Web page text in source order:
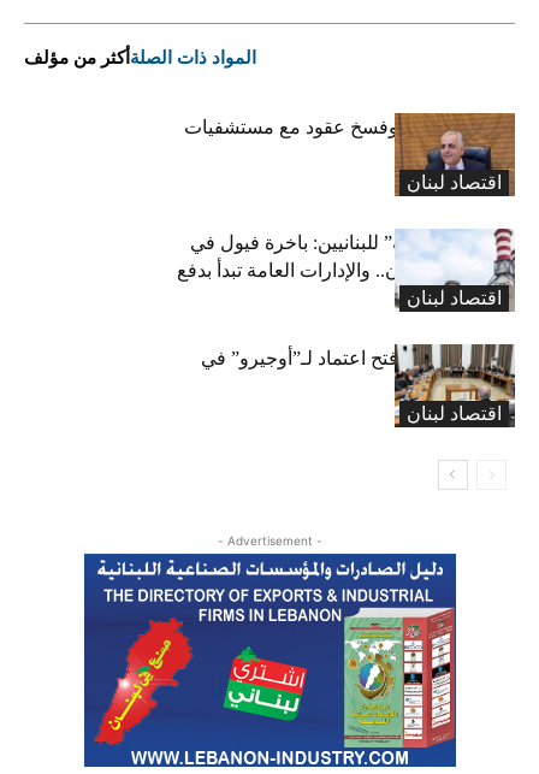
المواد ذات الصلة أكثر من مؤلف
اقتصاد لبنان
كركي: إنذارات وفسخ عقود مع مستشفيات
مخالفة
اقتصاد لبنان
بشرى “كهربائية” للبنانيين: باخرة فيول في
طريقها إلى لبنان.. والإدارات العامة تبدأ بدفع
متوجباتها
اقتصاد لبنان
لجنة المال تقرّ فتح اعتماد لـ”أوجيرو” في
موازنة 2026
- Advertisement -